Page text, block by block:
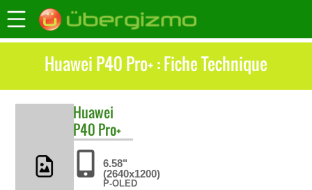
Huawei P40 Pro+ : Fiche Technique
Huawei
P40 Pro+
6.58"
(2640x1200)
P-OLED